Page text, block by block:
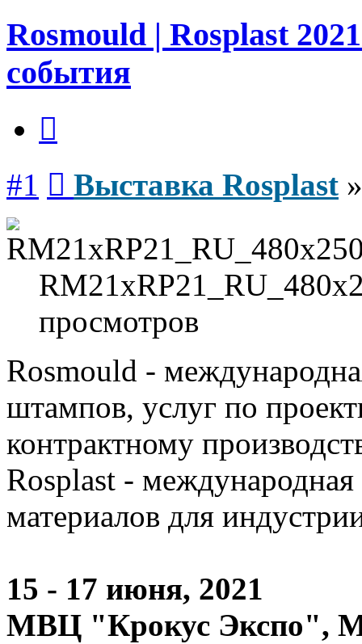
Rosmould | Rosplast
события
#1 Выставка Rosplast
просмотров
Rosmould -
штампов, услуг по
контрактному
Rosplast - международная
материалов для
15 - 17 июня, 2021
МВЦ "Крокус Экспо",